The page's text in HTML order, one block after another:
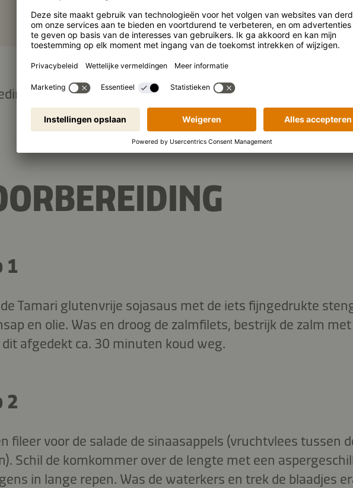
(per portie): 2.254 kJ/538 kcal
1
Tamari glutenvrije sojasaus met de iets fijngedrukte
en olie. Was en droog de zalmfilets, bestrijk de zalm
afgedekt ca. 30 minuten koud weg.
2
fileer voor de salade de sinaasappels (vruchtvlees tussen
Schil de komkommer over de lengte met een
in lange repen. Was de waterkers en trek de blaadjes